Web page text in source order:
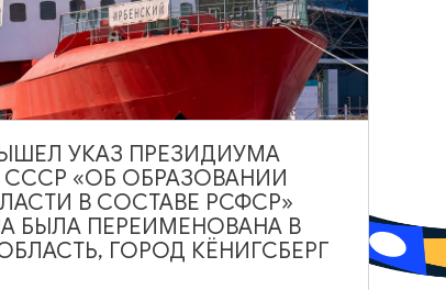
РЕСТОРАНЫ
Ресторан «Строганина»
Ежедневно с 12:00 до 24:00
Калининград
УКАЗ ПРЕЗИДИУМА
«ОБ ОБРАЗОВАНИИ
В СОСТАВЕ РСФСР»
БЫЛА ПЕРЕИМЕНОВАНА В
ГОРОД КЁНИГСБЕРГ